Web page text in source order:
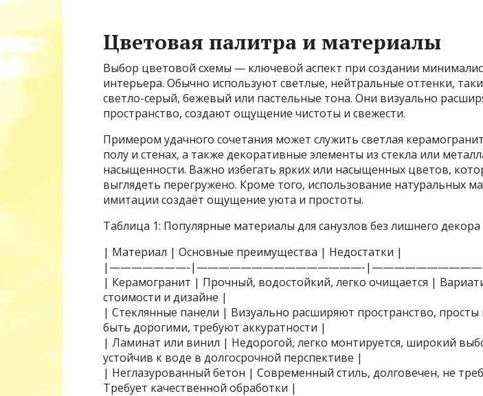
Цветовая палитра и материалы
Выбор цветовой схемы — ключевой аспект при создании
интерьера. Обычно используют светлые, нейтральные оттенки,
светло-серый, бежевый или пастельные тона. Они визуально
пространство, создают ощущение чистоты и свежести.
Примером удачного сочетания может служить светлая
полу и стенах, а также декоративные элементы из стекла или
насыщенности. Важно избегать ярких или насыщенных цветов,
выглядеть перегружено. Кроме того, использование натуральных
имитации создаёт ощущение уюта и простоты.
Таблица 1: Популярные материалы для санузлов без лишнего декора
| Материал | Основные преимущества | Недостатки |
|———————-|———————————————-
| Керамогранит | Прочный, водостойкий, легко очищается |
стоимости и дизайне |
| Стеклянные панели | Визуально расширяют пространство,
быть дорогими, требуют аккуратности |
| Ламинат или винил | Недорогой, легко монтируется, широкий
устойчив к воде в долгосрочной перспективе |
| Неглазурованный бетон | Современный стиль, долговечен, не
Требует качественной обработки |